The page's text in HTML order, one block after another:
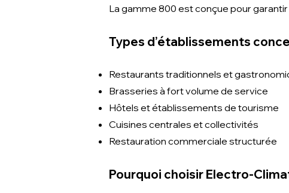
La gamme 800 est conçue pour
Types d’établissements
Restaurants traditionnels et
Brasseries à fort volume de service
Hôtels et établissements de tourisme
Cuisines centrales et collectivités
Restauration commerciale structurée
Pourquoi choisir Electro-